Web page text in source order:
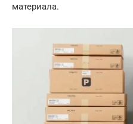
материала.